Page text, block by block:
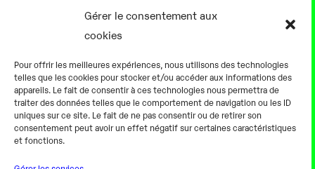
Gérer le consentement aux
cookies
Pour offrir les meilleures expériences, nous utilisons des technologies
telles que les cookies pour stocker et/ou accéder aux informations des
appareils. Le fait de consentir à ces technologies nous permettra de
traiter des données telles que le comportement de navigation ou les ID
uniques sur ce site. Le fait de ne pas consentir ou de retirer son
consentement peut avoir un effet négatif sur certaines caractéristiques
et fonctions.
Présentation
En pratique
Tarifs et horaires
Salles
Équipements numériques